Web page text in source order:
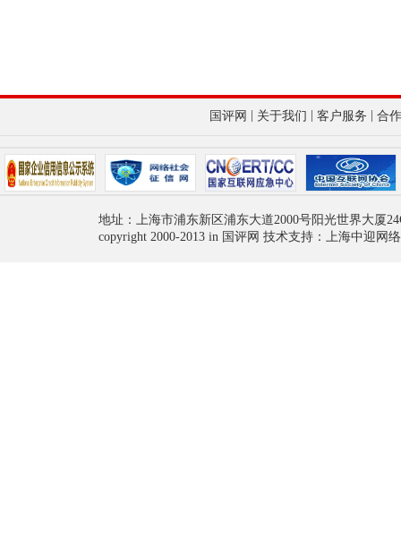
国评网 关于我们 客户服务 合
地址：上海市浦东新区浦东大道2000号阳光世界大厦
copyright 2000-2013 in 国评网 技术支持：上海中迎